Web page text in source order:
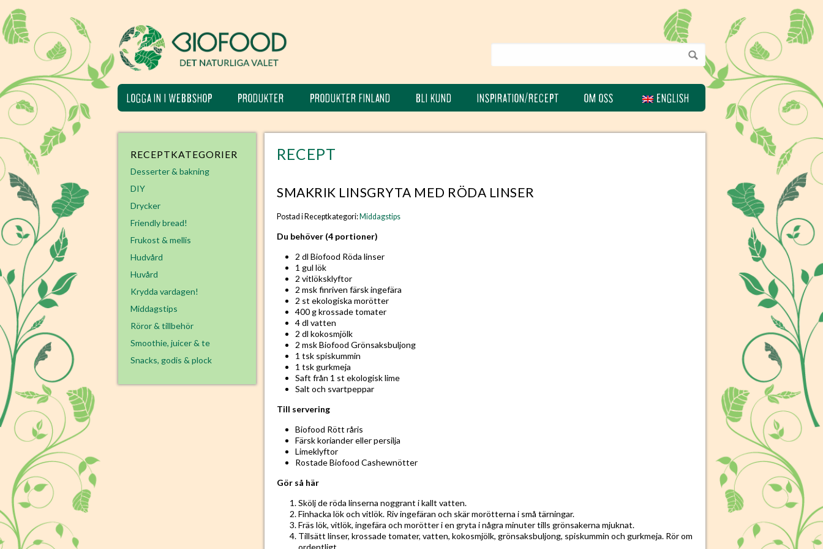
LOGGA IN I WEBBSHOP PRODUKTER PRODUKTER FINLAND BLI KUND INSPIRATION/RECEPT OM OSS ENGLISH
RECEPTKATEGORIER
Desserter & bakning
DIY
Drycker
Friendly bread!
Frukost & mellis
Hudvård
Huvård
Krydda vardagen!
Middagstips
Röror & tillbehör
Smoothie, juicer & te
Snacks, godis & plock
RECEPT
SMAKRIK LINSGRYTA MED RÖDA LINSER
Postad i Receptkategori: Middagstips
Du behöver (4 portioner)
2 dl Biofood Röda linser
1 gul lök
2 vitlöksklyftor
2 msk finriven färsk ingefära
2 st ekologiska morötter
400 g krossade tomater
4 dl vatten
2 dl kokosmjölk
2 msk Biofood Grönsaksbuljong
1 tsk spiskummin
1 tsk gurkmeja
Saft från 1 st ekologisk lime
Salt och svartpeppar
Till servering
Biofood Rött råris
Färsk koriander eller persilja
Limeklyftor
Rostade Biofood Cashewnötter
Gör så här
Skölj de röda linserna noggrant i kallt vatten.
Finhacka lök och vitlök. Riv ingefäran och skär morötterna i små tärningar.
Fräs lök, vitlök, ingefära och morötter i en gryta i några minuter tills grönsakerna mjuknat.
Tillsätt linser, krossade tomater, vatten, kokosmjölk, grönsaksbuljong, spiskummin och gurkmeja. Rör om
ordentligt.